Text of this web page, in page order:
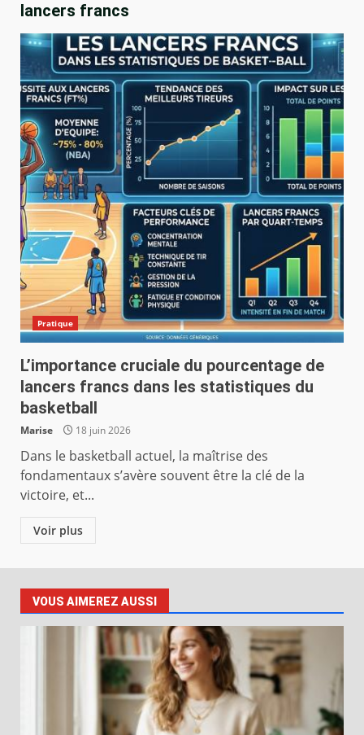
lancers francs
Pratique
L’importance cruciale du pourcentage de
lancers francs dans les statistiques du
basketball
Marise 18 juin 2026
Dans le basketball actuel, la maîtrise des
fondamentaux s’avère souvent être la clé de la
victoire, et...
Voir plus
VOUS AIMEREZ AUSSI